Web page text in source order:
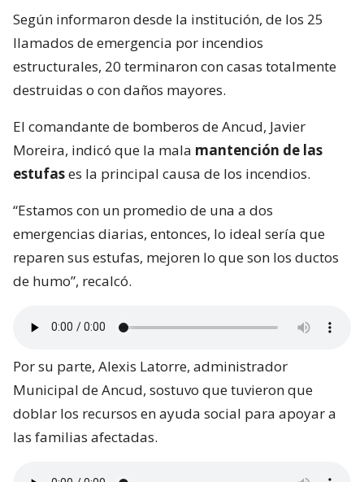
Según informaron desde la institución, de los 25
llamados de emergencia por incendios
estructurales, 20 terminaron con casas totalmente
destruidas o con daños mayores.
El comandante de bomberos de Ancud, Javier
Moreira, indicó que la mala mantención de las
estufases la principal causa de los incendios.
“Estamos con un promedio de una a dos
emergencias diarias, entonces, lo ideal sería que
reparen sus estufas, mejoren lo que son los ductos
de humo”, recalcó.
Por su parte, Alexis Latorre, administrador
Municipal de Ancud, sostuvo que tuvieron que
doblar los recursos en ayuda social para apoyar a
las familias afectadas.